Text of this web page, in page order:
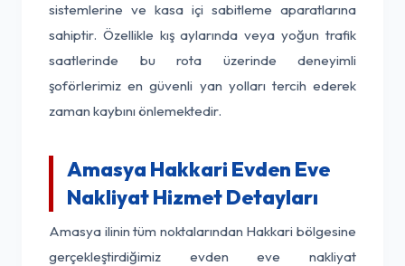
sistemlerine ve kasa içi sabitleme aparatlarına
sahiptir. Özellikle kış aylarında veya yoğun trafik
saatlerinde bu rota üzerinde deneyimli
şoförlerimiz en güvenli yan yolları tercih ederek
zaman kaybını önlemektedir.
Amasya Hakkari Evden Eve
Nakliyat Hizmet Detayları
Amasya ilinin tüm noktalarından Hakkari bölgesine
gerçekleştirdiğimiz evden eve nakliyat